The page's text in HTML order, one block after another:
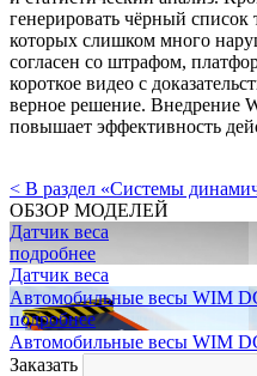
генерировать чёрный список
которых слишком много
согласен со штрафом,
короткое видео с
верное решение. Внедрение
повышает эффективность
< В раздел «Системы
ОБЗОР МОДЕЛЕЙ
Датчик веса
подробнее
Датчик веса
Автомобильные весы WIM
подробнее
Автомобильные весы WIM
Заказать